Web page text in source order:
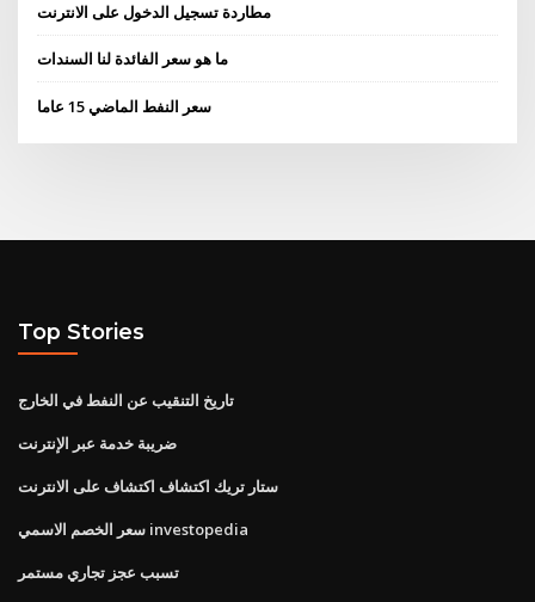
مطاردة تسجيل الدخول على الانترنت
ما هو سعر الفائدة لنا السندات
سعر النفط الماضي 15 عاما
Top Stories
تاريخ التنقيب عن النفط في الخارج
ضريبة خدمة عبر الإنترنت
ستار تريك اكتشاف اكتشاف على الانترنت
سعر الخصم الاسمي investopedia
تسبب عجز تجاري مستمر